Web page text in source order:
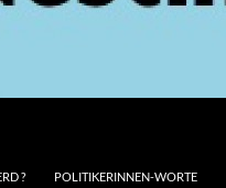
? POLITIKERINNEN-WORTE